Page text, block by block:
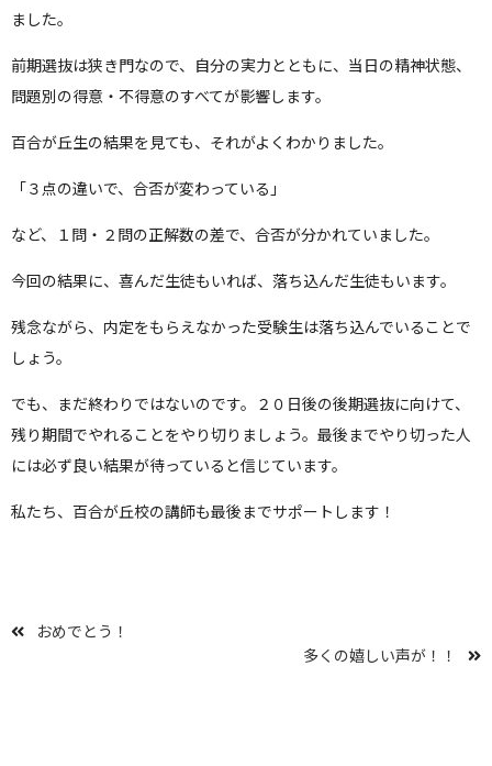
ました。
前期選抜は狭き門なので、自分の実力とともに、当日の精神状態、
問題別の得意・不得意のすべてが影響します。
百合が丘生の結果を見ても、それがよくわかりました。
「３点の違いで、合否が変わっている」
など、１問・２問の正解数の差で、合否が分かれていました。
今回の結果に、喜んだ生徒もいれば、落ち込んだ生徒もいます。
残念ながら、内定をもらえなかった受験生は落ち込んでいることで
しょう。
でも、まだ終わりではないのです。２０日後の後期選抜に向けて、
残り期間でやれることをやり切りましょう。最後までやり切った人
には必ず良い結果が待っていると信じています。
私たち、百合が丘校の講師も最後までサポートします！
おめでとう！
多くの嬉しい声が！！